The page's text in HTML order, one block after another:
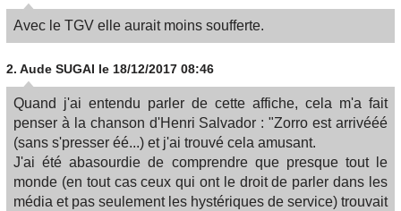
Avec le TGV elle aurait moins soufferte.
2. Aude SUGAI le 18/12/2017 08:46
Quand j'ai entendu parler de cette affiche, cela m'a fait
penser à la chanson d'Henri Salvador : "Zorro est arrivééé
(sans s'presser éé...) et j'ai trouvé cela amusant.
J'ai été abasourdie de comprendre que presque tout le
monde (en tout cas ceux qui ont le droit de parler dans les
média et pas seulement les hystériques de service) trouvait